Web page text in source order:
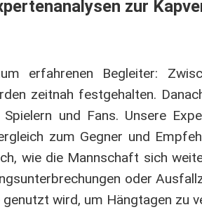
zur
erfahrenen Begleiter:
zeitnah festgehalten.
und Fans. Unsere
zum Gegner und
wie die Mannschaft sich
oder
wird, um Hängtagen zu